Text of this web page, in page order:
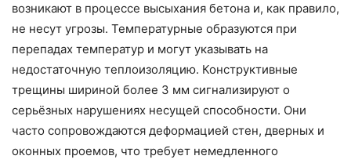
возникают в процессе высыхания бетона и, как правило,
не несут угрозы. Температурные образуются при
перепадах температур и могут указывать на
недостаточную теплоизоляцию. Конструктивные
трещины шириной более 3 мм сигнализируют о
серьёзных нарушениях несущей способности. Они
часто сопровождаются деформацией стен, дверных и
оконных проемов, что требует немедленного